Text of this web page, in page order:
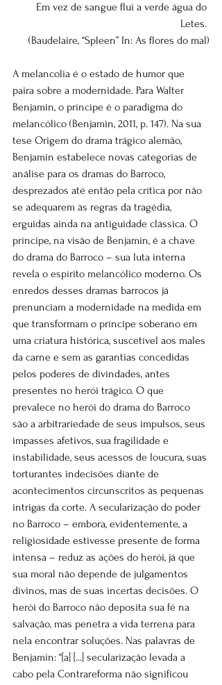
Em vez de sangue flui a verde água do
Letes.
(Baudelaire, “Spleen” In: As flores do mal)
A melancolia é o estado de humor que
paira sobre a modernidade. Para Walter
Benjamin, o príncipe é o paradigma do
melancólico (Benjamin, 2011, p. 147). Na sua
tese Origem do drama trágico alemão,
Benjamin estabelece novas categorias de
análise para os dramas do Barroco,
desprezados até então pela crítica por não
se adequarem às regras da tragédia,
erguidas ainda na antiguidade clássica. O
príncipe, na visão de Benjamin, é a chave
do drama do Barroco – sua luta interna
revela o espírito melancólico moderno. Os
enredos desses dramas barrocos já
prenunciam a modernidade na medida em
que transformam o príncipe soberano em
uma criatura histórica, suscetível aos males
da carne e sem as garantias concedidas
pelos poderes de divindades, antes
presentes no herói trágico. O que
prevalece no herói do drama do Barroco
são a arbitrariedade de seus impulsos, seus
impasses afetivos, sua fragilidade e
instabilidade, seus acessos de loucura, suas
torturantes indecisões diante de
acontecimentos circunscritos às pequenas
intrigas da corte. A secularização do poder
no Barroco – embora, evidentemente, a
religiosidade estivesse presente de forma
intensa – reduz as ações do herói, já que
sua moral não depende de julgamentos
divinos, mas de suas incertas decisões. O
herói do Barroco não deposita sua fé na
salvação, mas penetra a vida terrena para
nela encontrar soluções. Nas palavras de
Benjamin: “[a] [...] secularização levada a
cabo pela Contrareforma não significou